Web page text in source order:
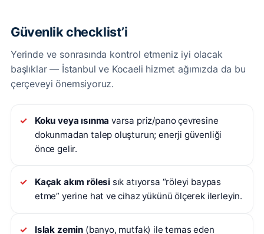
Güvenlik checklist’i
Yerinde ve sonrasında kontrol etmeniz iyi olacak
başlıklar — İstanbul ve Kocaeli hizmet ağımızda da bu
çerçeveyi önemsiyoruz.
Koku veya ısınma varsa priz/pano çevresine
dokunmadan talep oluşturun; enerji güvenliği
önce gelir.
Kaçak akım rölesi sık atıyorsa “röleyi baypas
etme” yerine hat ve cihaz yükünü ölçerek ilerleyin.
Islak zemin (banyo, mutfak) ile temas eden